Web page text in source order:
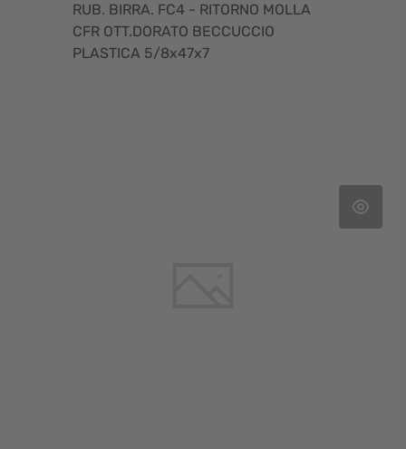
RUB. BIRRA. FC4 - RITORNO MOLLA
CFR OTT.DORATO BECCUCCIO
PLASTICA 5/8x47x7